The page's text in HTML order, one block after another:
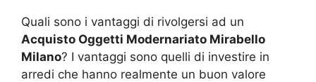
Quali sono i vantaggi di rivolgersi ad un
Acquisto Oggetti Modernariato Mirabello
Milano? I vantaggi sono quelli di investire in
arredi che hanno realmente un buon valore